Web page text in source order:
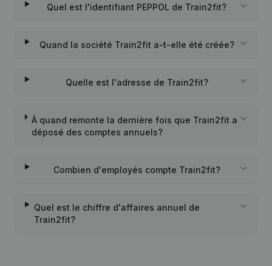
Quel est l'identifiant PEPPOL de Train2fit?
Quand la société Train2fit a-t-elle été créée?
Quelle est l'adresse de Train2fit?
À quand remonte la dernière fois que Train2fit a
déposé des comptes annuels?
Combien d'employés compte Train2fit?
Quel est le chiffre d'affaires annuel de
Train2fit?